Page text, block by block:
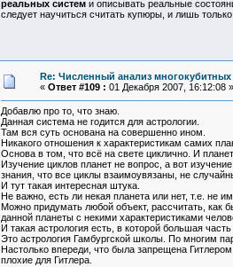
реальных системи описывать реальные
следует научиться считать купюры, и лишь
Re: Численный анализ многокубитных
« Ответ #109 : 01 Декабря 2007, 16:12:08 »
Добавлю про то, что знаю.
Данная система не годится для астрологии.
Там вся суть основана на совершенно ином.
Никакого отношения к характеристикам самих
Основа в том, что всё на свете циклично. И
Изучение циклов планет не вопрос, а вот
знания, что все циклы взаимоувязаны, не
И тут такая интересная штука.
Не важно, есть ли некая планета или нет, т.е. не
Можно придумать любой объект, рассчитать, как
данной планеты с некими характеристиками
И такая астрология есть, в которой большая
Это астрология Гамбургской школы. По многим
Настолько впереди, что была запрещена
плохие для Гитлера.